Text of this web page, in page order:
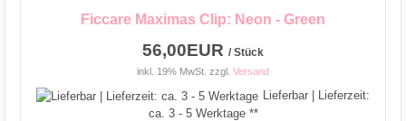
Ficcare Maximas Clip: Neon - Green
56,00EUR / Stück
inkl. 19% MwSt. zzgl. Versand
Lieferbar | Lieferzeit:
ca. 3 - 5 Werktage **